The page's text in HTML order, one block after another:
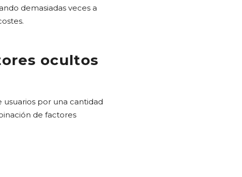
demasiadas veces a
ocultos
por una cantidad
de factores